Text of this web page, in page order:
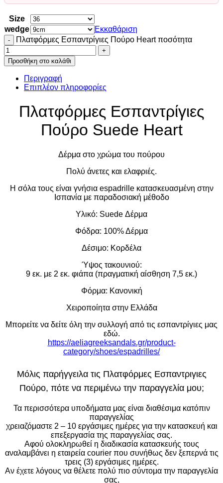
Size
wedge
Εκκαθάριση
Πλατφόρμες Εσπαντρίγιες Πούρο Heart ποσότητα
Προσθήκη στο καλάθι
Περιγραφή
Επιπλέον πληροφορίες
Πλατφόρμες Εσπαντρίγιες
Πούρο Suede Heart
Δέρμα στο χρώμα του πούρου
Πολύ άνετες και ελαφριές.
Η σόλα τους είναι γνήσια espadrille κατασκευασμένη στην
Ισπανία με παραδοσιακή μέθοδο
Υλικό: Suede Δέρμα
Φόδρα: 100% Δέρμα
Δέσιμο: Κορδέλα
Ύψος τακουνιού:
9 εκ. με 2 εκ. φιάπα (πραγματική αίσθηση 7,5 εκ.)
Φόρμα: Κανονική
Χειροποίητα στην Ελλάδα
Μπορείτε να δείτε όλη την συλλογή από τις εσπαντρίγιες μας
εδώ.
https://aeliagreeksandals.gr/product-
category/shoes/espadrilles/
Μόλις παρήγγειλα τις Πλατφόρμες Εσπαντριγιες
Πούρο, πότε να περιμένω την παραγγελία μου;
Τα περισσότερα υποδήματα μας είναι διαθέσιμα κατόπιν
παραγγελίας
χρειαζόμαστε 2 – 10 εργάσιμες ημέρες για την κατασκευή και
επεξεργασία της παραγγελίας σας.
Αφού ολοκληρωθεί η διαδικασία κατασκευής τους
αναλαμβάνει η εταιρεία courier που συνήθως δεν ξεπερνά τις
τρεις (3) εργάσιμες ημέρες.
Αν έχετε λόγους να θέλετε πολύ πιο σύντομα την παραγγελία
σας,